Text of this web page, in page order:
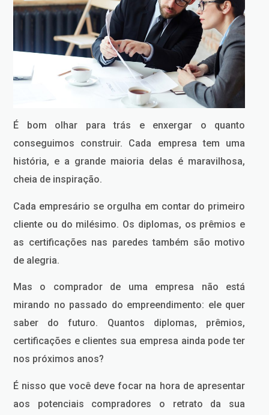
É bom olhar para trás e enxergar o quanto
conseguimos construir. Cada empresa tem uma
história, e a grande maioria delas é maravilhosa,
cheia de inspiração.
Cada empresário se orgulha em contar do primeiro
cliente ou do milésimo. Os diplomas, os prêmios e
as certificações nas paredes também são motivo
de alegria.
Mas o comprador de uma empresa não está
mirando no passado do empreendimento: ele quer
saber do futuro. Quantos diplomas, prêmios,
certificações e clientes sua empresa ainda pode ter
nos próximos anos?
É nisso que você deve focar na hora de apresentar
aos potenciais compradores o retrato da sua